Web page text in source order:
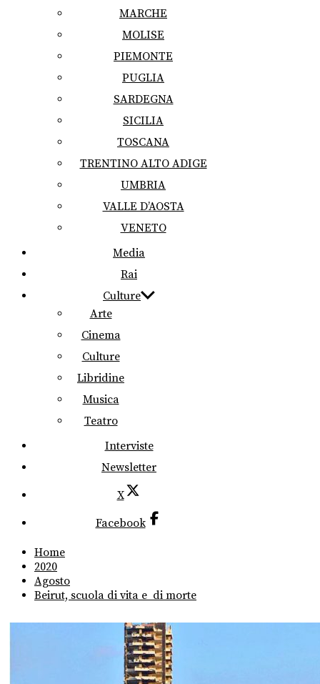
MARCHE
MOLISE
PIEMONTE
PUGLIA
SARDEGNA
SICILIA
TOSCANA
TRENTINO ALTO ADIGE
UMBRIA
VALLE D’AOSTA
VENETO
Media
Rai
Culture
Arte
Cinema
Culture
Libridine
Musica
Teatro
Interviste
Newsletter
X
Facebook
Home
2020
Agosto
Beirut, scuola di vita e di morte